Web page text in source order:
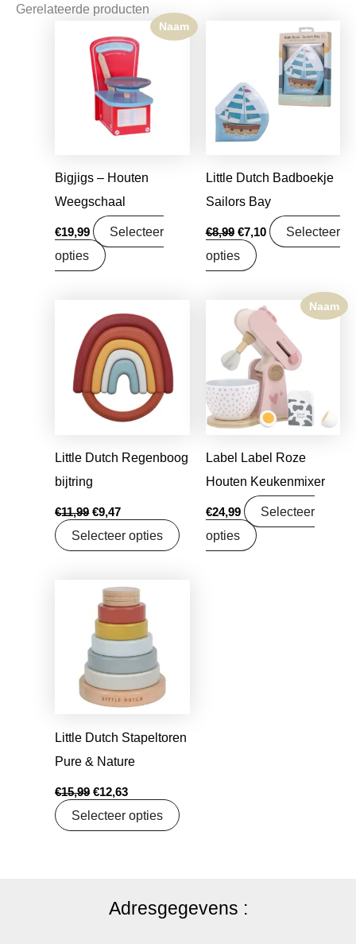
Gerelateerde producten
Naam
Bigjigs – Houten
Weegschaal
€19,99
Selecteer
opties
Little Dutch Badboekje
Sailors Bay
€8,99
Oorspronkelijke
€7,10
Huidige
prijs
€7,10.
Selecteer
opties
Little Dutch Regenboog
bijtring
€11,99
prijs
was:
€11,99.
€9,47
prijs
is:
€9,47.
Selecteer opties
Naam
Label Label Roze
Houten Keukenmixer
€24,99
Selecteer
opties
Little Dutch Stapeltoren
Pure & Nature
€15,99
Oorspronkelijke
prijs
was:
€15,99.
€12,63
Huidige
prijs
€12,63.
Selecteer opties
Adresgegevens :